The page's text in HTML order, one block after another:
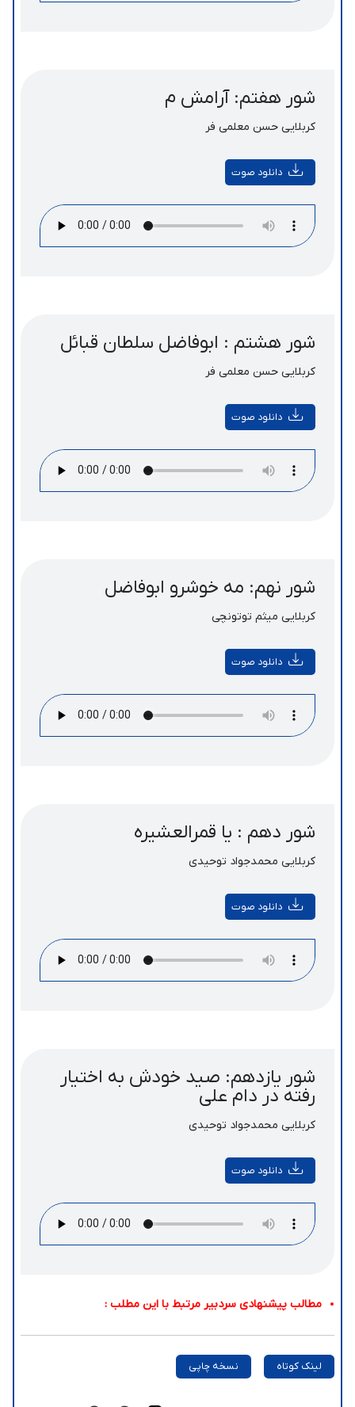
شور هفتم: آرامش م
کربلایی حسن معلمی فر
دانلود صوت
شور هشتم : ابوفاضل سلطان قبائل
کربلایی حسن معلمی فر
دانلود صوت
شور نهم: مه خوشرو ابوفاضل
کربلایی میثم توتونچی
دانلود صوت
شور دهم : یا قمرالعشیره
کربلایی محمدجواد توحیدی
دانلود صوت
شور یازدهم: صید خودش به اختیار
رفته در دام علی
کربلایی محمدجواد توحیدی
دانلود صوت
مطالب پیشنهادی سردبیر مرتبط با این مطلب :
لینک کوتاه نسخه چاپی